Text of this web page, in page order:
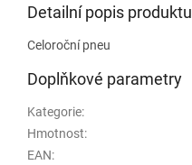
Detailní popis produktu
Celoroční pneu
Doplňkové parametry
Kategorie:
Hmotnost:
EAN: